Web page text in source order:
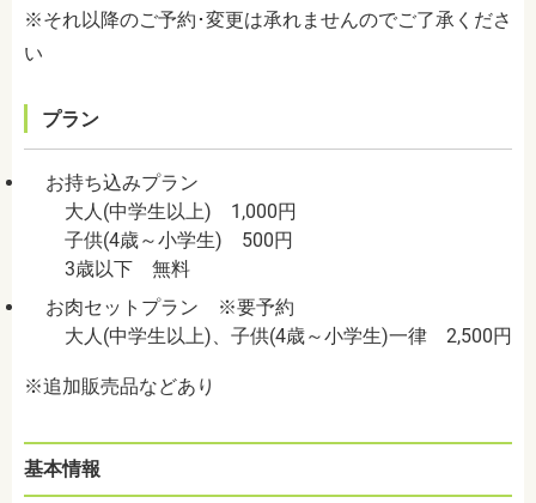
※それ以降のご予約･変更は承れませんのでご了承くださ
い
プラン
お持ち込みプラン
大人(中学生以上) 1,000円
子供(4歳～小学生) 500円
3歳以下 無料
お肉セットプラン ※要予約
大人(中学生以上)、子供(4歳～小学生)一律 2,500円
※追加販売品などあり
基本情報